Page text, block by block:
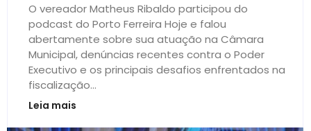
O vereador Matheus Ribaldo participou do
podcast do Porto Ferreira Hoje e falou
abertamente sobre sua atuação na Câmara
Municipal, denúncias recentes contra o Poder
Executivo e os principais desafios enfrentados na
fiscalização...
Leia mais